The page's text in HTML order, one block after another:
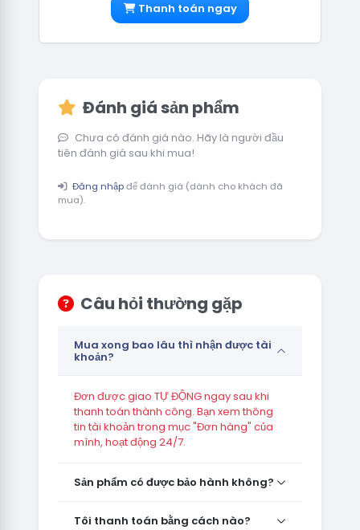
Thanh toán ngay
Đánh giá sản phẩm
Chưa có đánh giá nào. Hãy là người đầu
tiên đánh giá sau khi mua!
Đăng nhậpđể đánh giá (dành cho khách đã
mua).
Câu hỏi thường gặp
Mua xong bao lâu thì nhận được tài
khoản?
Đơn được giao TỰ ĐỘNG ngay sau khi
thanh toán thành công. Bạn xem thông
tin tài khoản trong mục "Đơn hàng" của
mình, hoạt động 24/7.
Sản phẩm có được bảo hành không?
Tôi thanh toán bằng cách nào?